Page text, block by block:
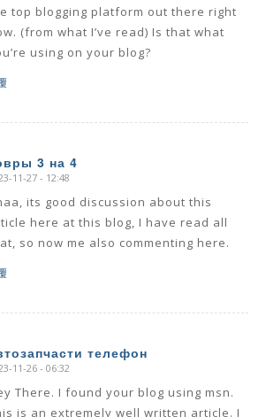
top blogging platform out there right
(from what I’ve read) Is that what
using on your blog?
3 на 4
11-27 - 12:48
its good discussion about this
here at this blog, I have read all
so now me also commenting here.
телефон
11-26 - 06:32
There. I found your blog using msn.
is an extremely well written article. I